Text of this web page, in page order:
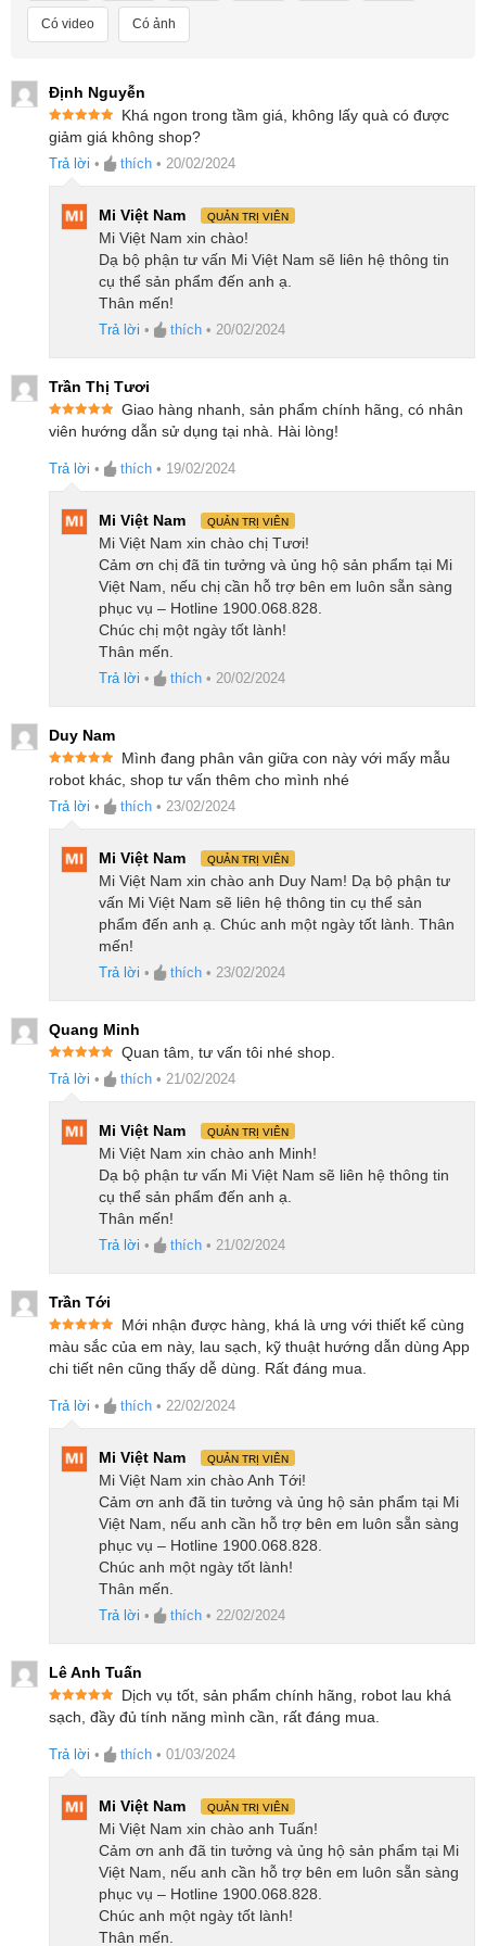
dưỡng robot cũng trở nên đơn giản hơn bao giờ hết.
bật mọi vết bẩn
Trải nghiệm hoàn toàn mới với công nghệ OZMO
Turbo 2.0 trên Ecovacs Deebot T20e Omni được
nâng cấp đáng kể với hệ thống lau nhà điều áp xoay
kép, mang lại công suất làm sạch cao gấp 4 lần so
với những kiểu máy thông thường. Hệ thống lau sàn
xoay OZMO Turbo 2.0 với tính năng quay tới 180
vòng mỗi phút và khả năng tạo áp lực 6N liên tục trên
sàn giúp đảm bảo hiệu suất làm sạch ấn tượng. Làm
sạch hiệu quả các vết bẩn cứng đầu, kể cả những
vết cà phê bám trên sàn trong thời gian lên đến 72
Tính năng nâng cây lau nhà tự động thông minh có
trên robot hút bụi
Ecovacs
Deebot T20e Omni mang
đến cho người dùng một trải nghiệm làm sạch hiện
đại và chính xác. Công nghệ siêu âm tiên tiến giúp
robot có thể đạt được độ chính xác vượt trội trong
mạnh mẽ và hiệu quả.
Hệ thống lau nhà tự động được thiết kế để nâng các
tấm lau nhà lên cao 9mm khi phát hiện thấy thảm, tạo
ra khả năng làm sạch linh hoạt trong mọi tình huống,
dù là với thảm trải hay sàn nhẵn.
Công nghệ TrueDetect 3D 3.0 giúp tránh
chướng ngại vật chính xác
Để đảm bảo quá trình làm sạch diễn ra mượt mà,
không gián đoạn, robot hút bụi Ecovacs T20e OMNI
sử dụng công nghệ tránh chướng ngại vật
TrueDetect 3D 3.0. Chức năng này không chỉ quét
mà còn phát hiện 3D thời gian thực, được hỗ trợ bởi
thuật toán hình ảnh 3D cùng với ánh sáng có cấu
trúc, giúp robot có khả năng tránh chướng ngại vật ở
cấp độ milimet trong suốt quá trình làm sạch. Robot
có khả năng xác định và tránh những đồ vật trên mặt
đất, như đồ chơi nhỏ, dây điện và các chướng ngại
vật khác.
Lập bản đồ nhanh và điều hướng thông
minh
Với công nghệ SLAM tiên tiến của TrueMapping 2.0,
robot hút bụi Ecovacs T20e OMNI có khả năng tạo
lập bản đồ ngôi nhà của bạn nhanh hơn đến 10 lần
và phát hiện các vật thể nhỏ chính xác hơn 4 lần so
với công nghệ LDS tiêu chuẩn. Sự cải tiến này mang
lại cho robot khả năng lập bản đồ chính xác và điều
hướng thông minh, tạo ra một trải nghiệm làm sạch
hiệu quả và thuận tiện với người dùng.
Làm sạch sâu các góc cạnh, viên pin dung
lượng lớn
Ngay cả các góc và cạnh hiện đã trở nên sạch sẽ:
Được thiết kế với chức năng làm sạch sâu cạnh,
DEEBOT T20e Omni sử dụng phương pháp lắc đuôi
để làm sạch dọc theo các bức tường. Robot sẽ xoay
thân và mở rộng miếng lau sàn để tiếp cận các góc
với khoảng cách chỉ 3mm, đáng kể tăng khả năng lau
chùi của nó.
Có video Có ảnh
Định Nguyễn
Được xếp
hạng5 5
sao
Khá ngon trong tầm giá, không lấy quà có được
giảm giá không shop?
Trả lời • thích • 20/02/2024
Mi Việt Nam QUẢN TRỊ VIÊN
Mi Việt Nam xin chào!
Dạ bộ phận tư vấn Mi Việt Nam sẽ liên hệ thông tin
cụ thể sản phẩm đến anh ạ.
Thân mến!
Trả lời • thích • 20/02/2024
Trần Thị Tươi
Được xếp
hạng 55
Giao hàng nhanh, sản phẩm chính hãng, có nhân
viên hướng dẫn sử dụng tại nhà. Hài lòng!
Trả lời • thích • 19/02/2024
Mi Việt Nam QUẢN TRỊ VIÊN
Mi Việt Nam xin chào chị Tươi!
Cảm ơn chị đã tin tưởng và ủng hộ sản phẩm tại Mi
Việt Nam, nếu chị cần hỗ trợ bên em luôn sẵn sàng
phục vụ – Hotline 1900.068.828.
Chúc chị một ngày tốt lành!
Thân mến.
Trả lời • thích • 20/02/2024
Duy Nam
Được xếp
hạng55
sao
Mình đang phân vân giữa con này với mấy mẫu
robot khác, shop tư vấn thêm cho mình nhé
Trả lời • thích • 23/02/2024
Mi Việt Nam QUẢN TRỊ VIÊN
Mi Việt Nam xin chào anh Duy Nam! Dạ bộ phận tư
vấn Mi Việt Nam sẽ liên hệ thông tin cụ thể sản
phẩm đến anh ạ. Chúc anh một ngày tốt lành. Thân
mến!
Trả lời • thích • 23/02/2024
Quang Minh
hạng55
Quan tâm, tư vấn tôi nhé shop.
Trả lời • thích • 21/02/2024
Mi Việt Nam QUẢN TRỊ VIÊN
Mi Việt Nam xin chào anh Minh!
Dạ bộ phận tư vấn Mi Việt Nam sẽ liên hệ thông tin
cụ thể sản phẩm đến anh ạ.
Thân mến!
Trả lời • thích • 21/02/2024
Trần Tới
Được xếp
hạng5 5
sao
Mới nhận được hàng, khá là ưng với thiết kế cùng
màu sắc của em này, lau sạch, kỹ thuật hướng dẫn dùng App
chi tiết nên cũng thấy dễ dùng. Rất đáng mua.
Trả lời • thích • 22/02/2024
Mi Việt Nam QUẢN TRỊ VIÊN
Mi Việt Nam xin chào Anh Tới!
Cảm ơn anh đã tin tưởng và ủng hộ sản phẩm tại Mi
Việt Nam, nếu anh cần hỗ trợ bên em luôn sẵn sàng
phục vụ – Hotline 1900.068.828.
Chúc anh một ngày tốt lành!
Thân mến.
Trả lời • thích • 22/02/2024
Lê Anh Tuấn
Được xếp
hạng55
Dịch vụ tốt, sản phẩm chính hãng, robot lau khá
sạch, đầy đủ tính năng mình cần, rất đáng mua.
Trả lời • thích • 01/03/2024
Mi Việt Nam QUẢN TRỊ VIÊN
Mi Việt Nam xin chào anh Tuấn!
Cảm ơn anh đã tin tưởng và ủng hộ sản phẩm tại Mi
Việt Nam, nếu anh cần hỗ trợ bên em luôn sẵn sàng
phục vụ – Hotline 1900.068.828.
Chúc anh một ngày tốt lành!
Thân mến.